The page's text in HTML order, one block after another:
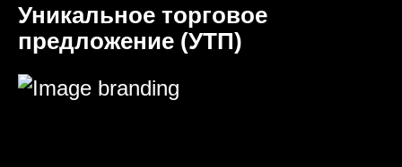
Уникальное торговое
предложение (УТП)